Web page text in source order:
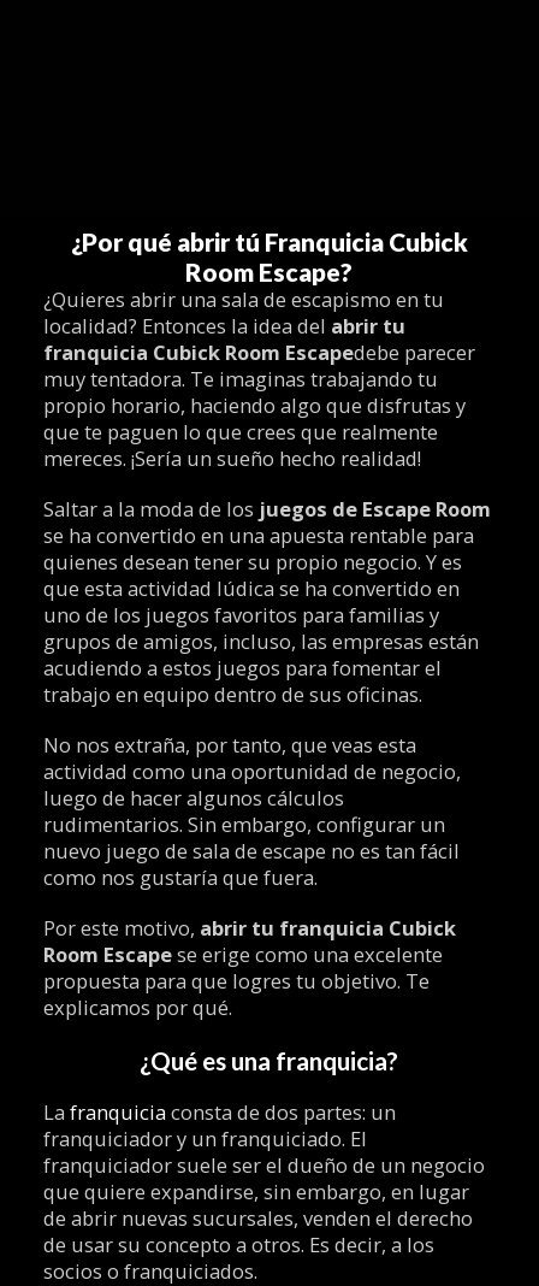
¿Por qué abrir tú Franquicia Cubick
Room Escape?
¿Quieres abrir una sala de escapismo en tu
localidad? Entonces la idea del abrir tu
franquicia Cubick Room Escapedebe parecer
muy tentadora. Te imaginas trabajando tu
propio horario, haciendo algo que disfrutas y
que te paguen lo que crees que realmente
mereces. ¡Sería un sueño hecho realidad!
Saltar a la moda de los juegos de Escape Room
se ha convertido en una apuesta rentable para
quienes desean tener su propio negocio. Y es
que esta actividad lúdica se ha convertido en
uno de los juegos favoritos para familias y
grupos de amigos, incluso, las empresas están
acudiendo a estos juegos para fomentar el
trabajo en equipo dentro de sus oficinas.
No nos extraña, por tanto, que veas esta
actividad como una oportunidad de negocio,
luego de hacer algunos cálculos
rudimentarios. Sin embargo, configurar un
nuevo juego de sala de escape no es tan fácil
como nos gustaría que fuera.
Por este motivo, abrir tu franquicia Cubick
Room Escapese erige como una excelente
propuesta para que logres tu objetivo. Te
explicamos por qué.
¿Qué es una franquicia?
La franquiciaconsta de dos partes: un
franquiciador y un franquiciado. El
franquiciador suele ser el dueño de un negocio
que quiere expandirse, sin embargo, en lugar
de abrir nuevas sucursales, venden el derecho
de usar su concepto a otros. Es decir, a los
socios o franquiciados.